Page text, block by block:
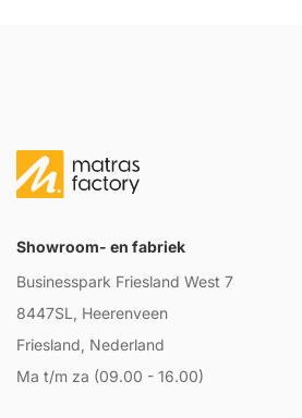
Showroom- en fabriek
Businesspark Friesland West 7
8447SL, Heerenveen
Friesland, Nederland
Ma t/m za (09.00 - 16.00)